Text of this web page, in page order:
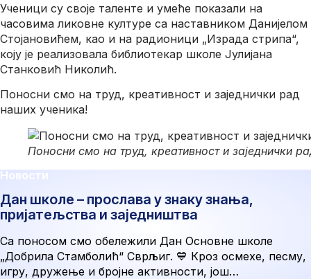
Ученици су своје таленте и умеће показали на
часовима ликовне културе са наставником Данијелом
Стојановићем, као и на радионици „Израда стрипа“,
коју је реализовала библиотекар школе Јулијана
Станковић Николић.
Поносни смо на труд, креативност и заједнички рад
наших ученика!
Поносни смо на труд, креативност и заједнички
Новости
Дан школе – прослава у знаку знања,
пријатељства и заједништва
Са поносом смо обележили Дан Основне школе
„Добрила Стамболић“ Сврљиг. 💙 Кроз осмехе, песму,
игру, дружење и бројне активности, још…